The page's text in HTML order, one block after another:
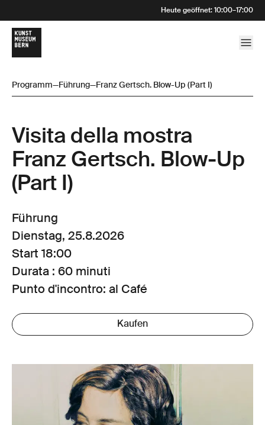
Heute geöffnet: 10:00–17:00
Programm—Führung—Franz Gertsch. Blow-Up (Part I)
Visita della mostra
Franz Gertsch. Blow-Up
(Part I)
Führung
Dienstag, 25.8.2026
Start 18:00
Durata : 60 minuti
Punto d'incontro: al Café
Kaufen